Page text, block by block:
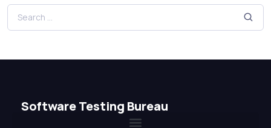
Software Testing Bureau